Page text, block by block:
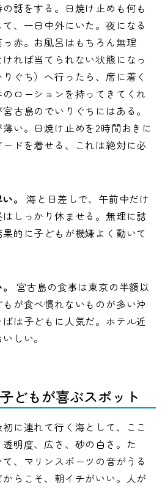
話をする。日焼け止めも何も
、一日中外にいた。夜になる
赤。お風呂はもちろん無理
れば当てられない状態になっ
ぐち）へ行ったら、席に着く
ローションを持ってきてくれ
古島のでいりぐちにはある。
い。日焼け止めを2時間おきに
ドを着せる、これは絶対に必
。
海と日差しで、午前中だけ
しっかり休ませる。無理に詰
的に子どもが機嫌よく動いて
宮古島の食事は東京の半額以
が食べ慣れないものが多い沖
は子どもに人気だ。ホテル近
しい。
どもが喜ぶスポット
初に連れて行く海として、ここ
明度、広さ、砂の白さ。た
、マリンスポーツの音がうる
らこそ、朝イチがいい。人が